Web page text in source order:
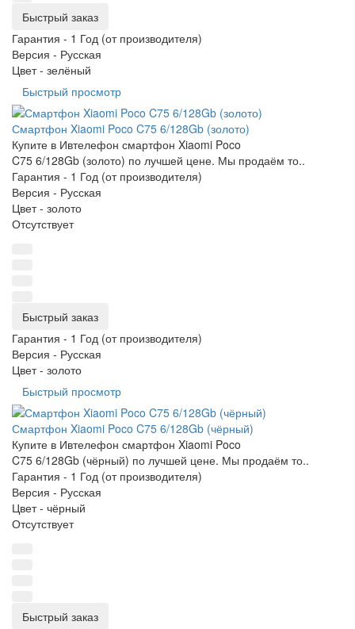
Быстрый заказ
Гарантия - 1 Год (от производителя)
Версия - Русская
Цвет - зелёный
Быстрый просмотр
Смартфон Xiaomi Poco C75 6/128Gb (золото)
Купите в Ивтелефон смартфон Xiaomi Poco
C75 6/128Gb (золото) по лучшей цене. Мы продаём то..
Гарантия - 1 Год (от производителя)
Версия - Русская
Цвет - золото
Отсутствует
Быстрый заказ
Гарантия - 1 Год (от производителя)
Версия - Русская
Цвет - золото
Быстрый просмотр
Смартфон Xiaomi Poco C75 6/128Gb (чёрный)
Купите в Ивтелефон смартфон Xiaomi Poco
C75 6/128Gb (чёрный) по лучшей цене. Мы продаём то..
Гарантия - 1 Год (от производителя)
Версия - Русская
Цвет - чёрный
Отсутствует
Быстрый заказ